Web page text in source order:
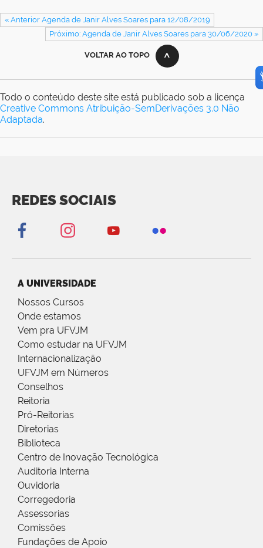
« Anterior Agenda de Janir Alves Soares para 12/08/2019
Próximo: Agenda de Janir Alves Soares para 30/06/2020 »
VOLTAR AO TOPO
Todo o conteúdo deste site está publicado sob a licença
Creative Commons Atribuição-SemDerivações 3.0 Não
Adaptada.
REDES SOCIAIS
A UNIVERSIDADE
Nossos Cursos
Onde estamos
Vem pra UFVJM
Como estudar na UFVJM
Internacionalização
UFVJM em Números
Conselhos
Reitoria
Pró-Reitorias
Diretorias
Biblioteca
Centro de Inovação Tecnológica
Auditoria Interna
Ouvidoria
Corregedoria
Assessorias
Comissões
Fundações de Apoio